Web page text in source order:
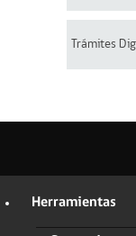
Trámites
Herramientas